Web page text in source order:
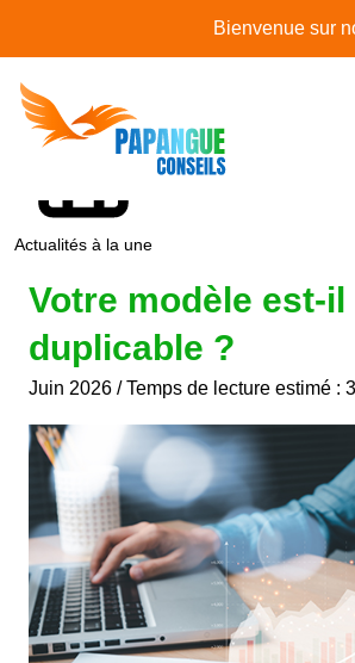
Bienvenue sur notre
L'actualité du mois
Actualités à la une
Votre modèle est-il
duplicable ?
Juin 2026 / Temps de lecture estimé :